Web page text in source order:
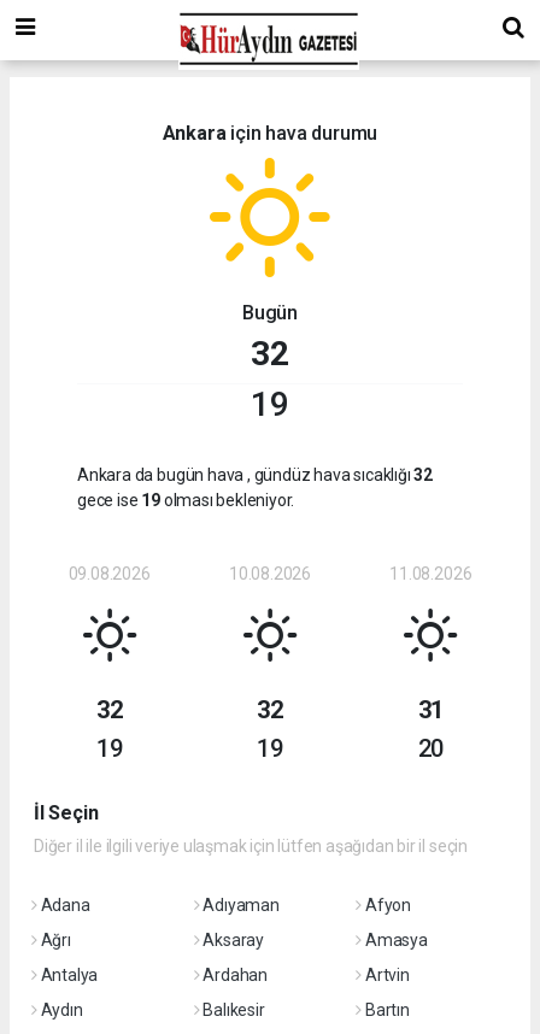
Ankara için hava durumu
Bugün
32
19
Ankara da bugün hava , gündüz hava sıcaklığı32
gece ise 19olması bekleniyor.
09.08.2026
32
19
10.08.2026
32
19
11.08.2026
31
20
İl Seçin
Diğer il ile ilgili veriye ulaşmak için lütfen aşağıdan bir il seçin
Adana Adıyaman
Afyon
Ağrı
Aksaray
Amasya
Antalya
Ardahan
Artvin
Aydın
Balıkesir
Bartın